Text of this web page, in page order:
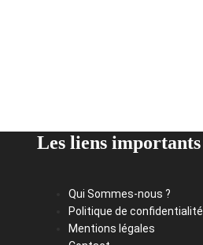
Les liens importants
Qui Sommes-nous ?
Politique de confidentialité
Mentions légales